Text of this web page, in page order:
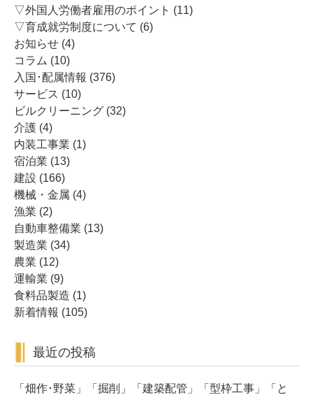
ョ
ン
▽外国人労働者雇用のポイント (11)
▽育成就労制度について (6)
お知らせ (4)
コラム (10)
入国･配属情報 (376)
サービス (10)
ビルクリーニング (32)
介護 (4)
内装工事業 (1)
宿泊業 (13)
建設 (166)
機械・金属 (4)
漁業 (2)
自動車整備業 (13)
製造業 (34)
農業 (12)
運輸業 (9)
食料品製造 (1)
新着情報 (105)
最近の投稿
「畑作･野菜」「掘削」「建築配管」「型枠工事」「と